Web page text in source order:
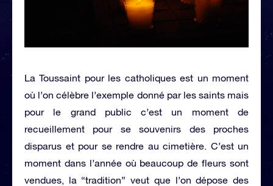
La Toussaint pour les catholiques est un moment
où l’on célèbre l’exemple donné par les saints mais
pour le grand public c’est un moment de
recueillement pour se souvenirs des proches
disparus et pour se rendre au cimetière. C’est un
moment dans l’année où beaucoup de fleurs sont
vendues, la “tradition” veut que l’on dépose des